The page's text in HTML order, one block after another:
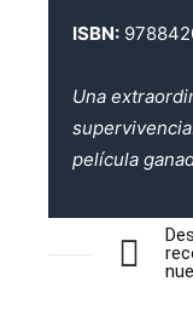
ISBN:
Una
película